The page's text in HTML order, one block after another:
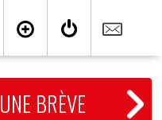
UNE BRÈVE